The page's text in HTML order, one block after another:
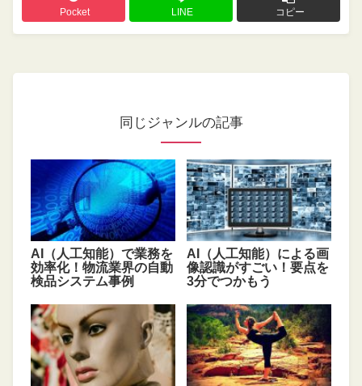
Pocket LINE コピー
同じジャンルの記事
AI（人工知能）で業務を
効率化！物流業界の自動
検品システム事例
AI（人工知能）による画
像認識がすごい！要点を
3分でつかもう